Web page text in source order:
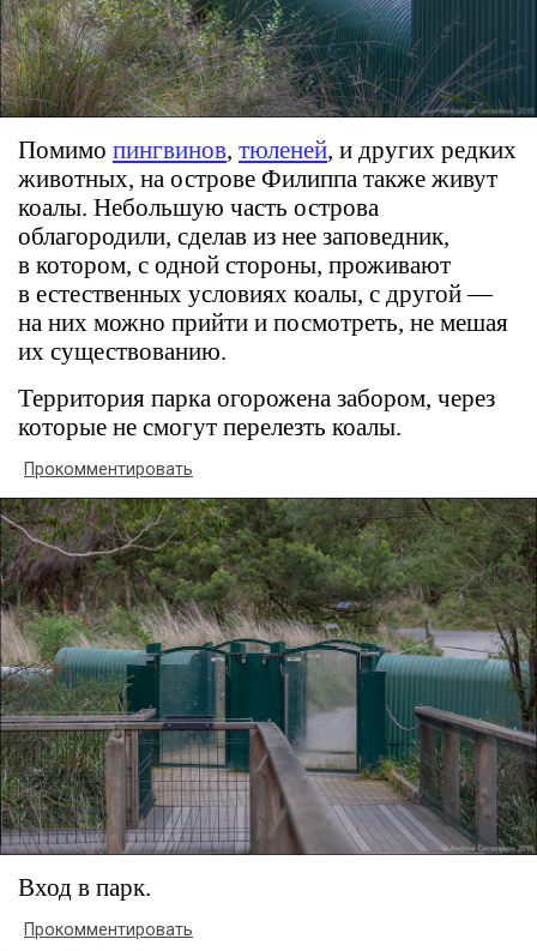
Помимо пингвинов, тюленей, и других редких
животных, на острове Филиппа также живут
коалы. Небольшую часть острова
облагородили, сделав из нее заповедник,
в котором, с одной стороны, проживают
в естественных условиях коалы, с другой —
на них можно прийти и посмотреть, не мешая
их существованию.
Территория парка огорожена забором, через
которые не смогут перелезть коалы.
Прокомментировать
Вход в парк.
Прокомментировать